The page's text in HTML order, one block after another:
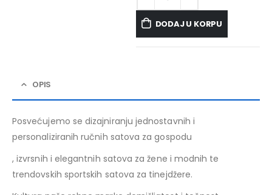
DODAJ U KORPU
OPIS
Posvećujemo se dizajniranju jednostavnih i
personaliziranih ručnih satova za gospodu
, izvrsnih i elegantnih satova za žene i modnih te
trendovskih sportskih satova za tinejdžere.